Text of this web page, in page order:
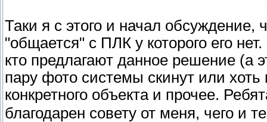
Таки я с этого и начал обсуждение,
"общается" с ПЛК у которого его
кто предлагают данное решение (а
пару фото системы скинут или хоть
конкретного объекта и прочее.
благодарен совету от меня, чего и